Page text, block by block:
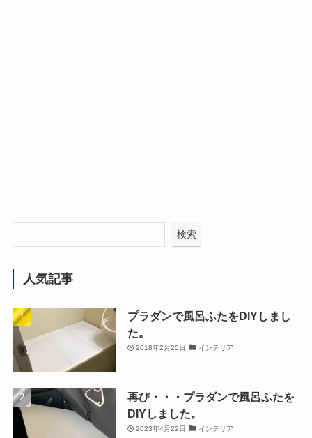
検索
人気記事
プラダンで風呂ふたをDIYしまし
た。
2018年2月20日 インテリア
再び・・・プラダンで風呂ふたを
DIYしました。
2023年4月22日 インテリア